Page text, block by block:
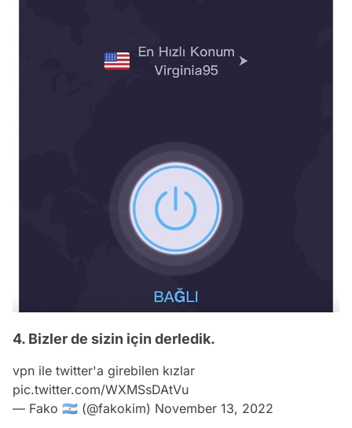
4. Bizler de sizin için derledik.
vpn ile twitter'a girebilen kızlar
pic.twitter.com/WXMSsDAtVu
— Fako 🇦🇷 (@fakokim) November 13, 2022